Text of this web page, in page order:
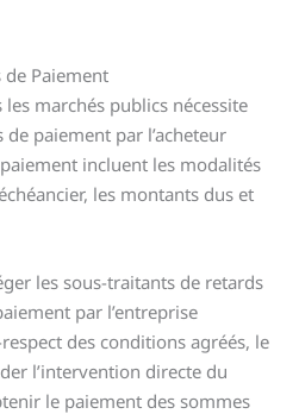
Paiement
marchés publics nécessite
paiement par l’acheteur
incluent les modalités
les montants dus et
les sous-traitants de retards
par l’entreprise
des conditions agréés, le
l’intervention directe du
le paiement des sommes